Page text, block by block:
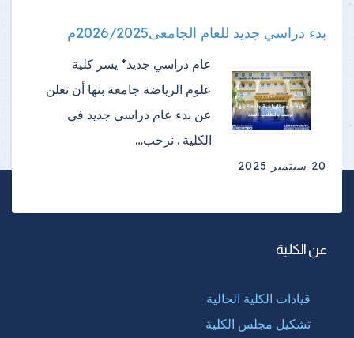
بدء دراسي جديد للعام الجامعى2026/2025م
عام دراسي جديد* يسر كلية
علوم الرياضة جامعة بنها أن تعلن
عن بدء عام دراسي جديد في
الكلية . نرحب…
20 سبتمبر 2025
عن الكلية
قيادات الكلية الحالية
تشكيل مجلس الكلية